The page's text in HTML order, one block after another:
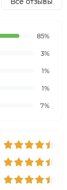
85%
3%
1%
1%
7%